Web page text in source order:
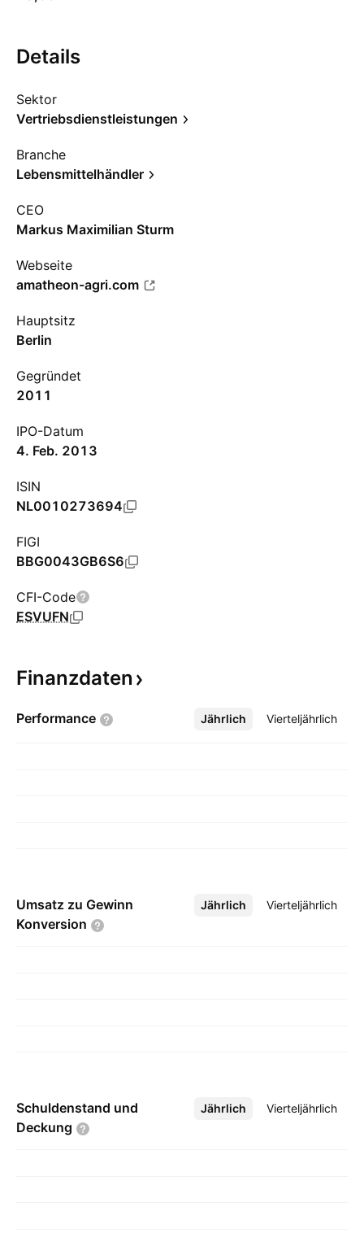
Details
Sektor
Vertriebsdienstleistungen
Branche
Lebensmittelhändler
CEO
Markus Maximilian Sturm
Webseite
amatheon-agri.com
Hauptsitz
Berlin
Gegründet
2011
IPO-Datum
4. Feb. 2013
ISIN
NL0010273694
FIGI
BBG0043GB6S6
CFI-Code
ESVUFN
Finanzdaten
Performance Jährlich Vierteljährlich
Mehr
Umsatz zu Gewinn
Konversion
Jährlich Vierteljährlich
Mehr
Schuldenstand und
Deckung
Jährlich Vierteljährlich
Mehr